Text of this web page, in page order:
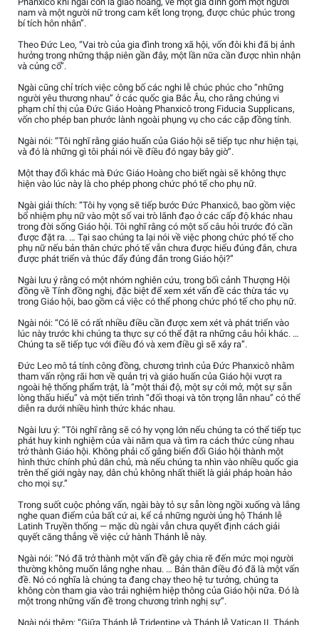
nam và một người nữ trong cam kết long trọng, được chúc phúc trong
bí tích hôn nhân”.
Theo Đức Leo, “Vai trò của gia đình trong xã hội, vốn đôi khi đã bị ảnh
hưởng trong những thập niên gần đây, một lần nữa cần được nhìn nhận
và củng cố”.
Ngài cũng chỉ trích việc công bố các nghi lễ chúc phúc cho “những
người yêu thương nhau” ở các quốc gia Bắc Âu, cho rằng chúng vi
phạm chỉ thị của Đức Giáo Hoàng Phanxicô trong Fiducia Supplicans,
vốn cho phép ban phước lành ngoài phụng vụ cho các cặp đồng tính.
Ngài nói: “Tôi nghĩ rằng giáo huấn của Giáo hội sẽ tiếp tục như hiện tại,
và đó là những gì tôi phải nói về điều đó ngay bây giờ”.
Một thay đổi khác mà Đức Giáo Hoàng cho biết ngài sẽ không thực
hiện vào lúc này là cho phép phong chức phó tế cho phụ nữ.
Ngài giải thích: “Tôi hy vọng sẽ tiếp bước Đức Phanxicô, bao gồm việc
bổ nhiệm phụ nữ vào một số vai trò lãnh đạo ở các cấp độ khác nhau
trong đời sống Giáo hội. Tôi nghĩ rằng có một số câu hỏi trước đó cần
được đặt ra. … Tại sao chúng ta lại nói về việc phong chức phó tế cho
phụ nữ nếu bản thân chức phó tế vẫn chưa được hiểu đúng đắn, chưa
được phát triển và thúc đẩy đúng đắn trong Giáo hội?”
Ngài lưu ý rằng có một nhóm nghiên cứu, trong bối cảnh Thượng Hội
đồng về Tính đồng nghị, đặc biệt để xem xét vấn đề các thừa tác vụ
trong Giáo hội, bao gồm cả việc có thể phong chức phó tế cho phụ nữ.
Ngài nói: “Có lẽ có rất nhiều điều cần được xem xét và phát triển vào
lúc này trước khi chúng ta thực sự có thể đặt ra những câu hỏi khác. …
Chúng ta sẽ tiếp tục với điều đó và xem điều gì sẽ xảy ra”.
Đức Leo mô tả tính công đồng, chương trình của Đức Phanxicô nhằm
tham vấn rộng rãi hơn về quản trị và giáo huấn của Giáo hội vượt ra
ngoài hệ thống phẩm trật, là “một thái độ, một sự cởi mở, một sự sẵn
lòng thấu hiểu” và một tiến trình “đối thoại và tôn trọng lẫn nhau” có thể
diễn ra dưới nhiều hình thức khác nhau.
Ngài lưu ý: “Tôi nghĩ rằng sẽ có hy vọng lớn nếu chúng ta có thể tiếp tục
phát huy kinh nghiệm của vài năm qua và tìm ra cách thức cùng nhau
trở thành Giáo hội. Không phải cố gắng biến đổi Giáo hội thành một
hình thức chính phủ dân chủ, mà nếu chúng ta nhìn vào nhiều quốc gia
trên thế giới ngày nay, dân chủ không nhất thiết là giải pháp hoàn hảo
cho mọi sự.”
Trong suốt cuộc phỏng vấn, ngài bày tỏ sự sẵn lòng ngồi xuống và lắng
nghe quan điểm của bất cứ ai, kể cả những người ủng hộ Thánh lễ
Latinh Truyền thống — mặc dù ngài vẫn chưa quyết định cách giải
quyết căng thẳng về việc cử hành Thánh lễ này.
Ngài nói: “Nó đã trở thành một vấn đề gây chia rẽ đến mức mọi người
thường không muốn lắng nghe nhau. … Bản thân điều đó đã là một vấn
đề. Nó có nghĩa là chúng ta đang chạy theo hệ tư tưởng, chúng ta
không còn tham gia vào trải nghiệm hiệp thông của Giáo hội nữa. Đó là
một trong những vấn đề trong chương trình nghị sự”.
Ngài nói thêm: “Giữa Thánh lễ Tridentine và Thánh lễ Vatican II, Thánh